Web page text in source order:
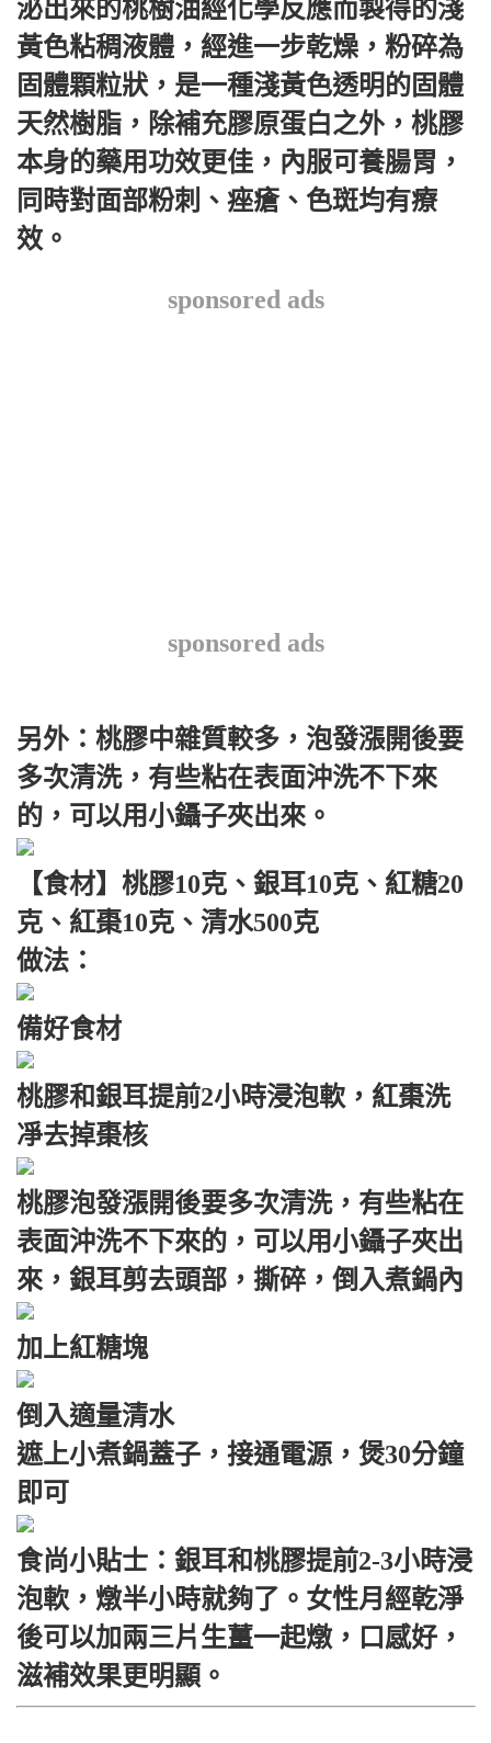
泌出來的桃樹油經化學反應而製得的淺
黃色粘稠液體，經進一步乾燥，粉碎為
固體顆粒狀，是一種淺黃色透明的固體
天然樹脂，除補充膠原蛋白之外，桃膠
本身的藥用功效更佳，內服可養腸胃，
同時對面部粉刺、痤瘡、色斑均有療
效。
sponsored ads
sponsored ads
另外：桃膠中雜質較多，泡發漲開後要
多次清洗，有些粘在表面沖洗不下來
的，可以用小鑷子夾出來。
【食材】桃膠10克、銀耳10克、紅糖20
克、紅棗10克、清水500克
做法：
備好食材
桃膠和銀耳提前2小時浸泡軟，紅棗洗
凈去掉棗核
桃膠泡發漲開後要多次清洗，有些粘在
表面沖洗不下來的，可以用小鑷子夾出
來，銀耳剪去頭部，撕碎，倒入煮鍋內
加上紅糖塊
倒入適量清水
遮上小煮鍋蓋子，接通電源，煲30分鐘
即可
食尚小貼士：銀耳和桃膠提前2-3小時浸
泡軟，燉半小時就夠了。女性月經乾淨
後可以加兩三片生薑一起燉，口感好，
滋補效果更明顯。